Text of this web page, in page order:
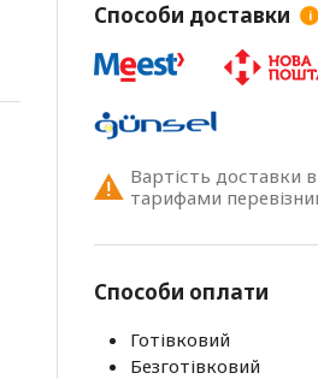
Способи доставки i
Вартість доставки
тарифами
Способи оплати
Готівковий
Безготівковий